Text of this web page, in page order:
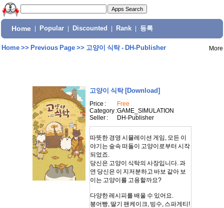
Home Popular Discounted Rank 등록
Home>> Previous Page>> 고양이 식탁 - DH-Publisher More
고양이 식탁[Download]
Price :
Free
Category :GAME_SIMULATION
Seller :
DH-Publisher
따뜻한 경영 시뮬레이션 게임, 모든 이
야기는 숲속 떠돌이 고양이로부터 시작
되었죠.
당신은 고양이 식탁의 사장입니다. 과
연 당신은 이 지저분하고 바보 같아 보
이는 고양이를 고용할까요?
다양한 레시피를 배울 수 있어요.
붕어빵, 딸기 팬케이크, 빙수, 스파게티!